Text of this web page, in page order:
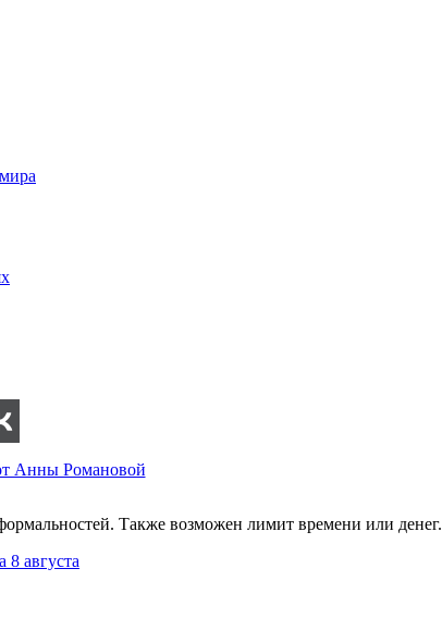
Романовой
Также возможен лимит времени или денег.
8 августа